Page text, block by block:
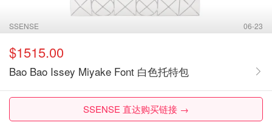
SSENSE 06-23
$1515.00
Bao Bao Issey Miyake Font 白色托特包
SSENSE 直达购买链接 →